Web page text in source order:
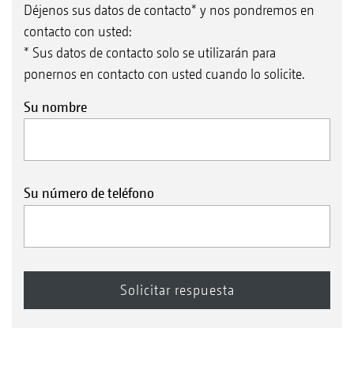
Déjenos sus datos de contacto* y nos pondremos en
contacto con usted:
* Sus datos de contacto solo se utilizarán para
ponernos en contacto con usted cuando lo solicite.
Su nombre
Su número de teléfono